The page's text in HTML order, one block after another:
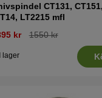
CT131,
LT2215 mfl
kr
1550 kr
I lager